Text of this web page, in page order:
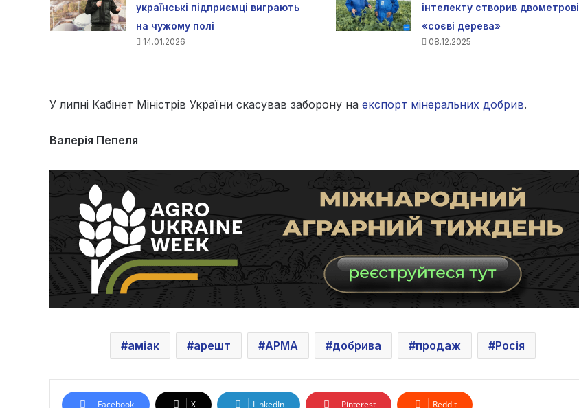
українські підприємці виграють
на чужому полі
14.01.2026
інтелекту створив двометрові
«соєві дерева»
08.12.2025
У липні Кабінет Міністрів України скасував заборону на експорт мінеральних добрив.
Валерія Пепеля
аміак арешт АРМА добрива продаж Росія
Facebook X LinkedIn Pinterest Reddit